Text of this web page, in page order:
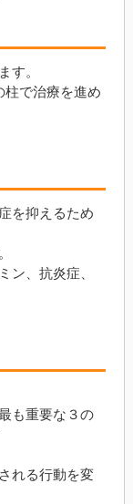
す。
柱で治療を進め
を抑えるため
ン、抗炎症、
も重要な３の
れる行動を変